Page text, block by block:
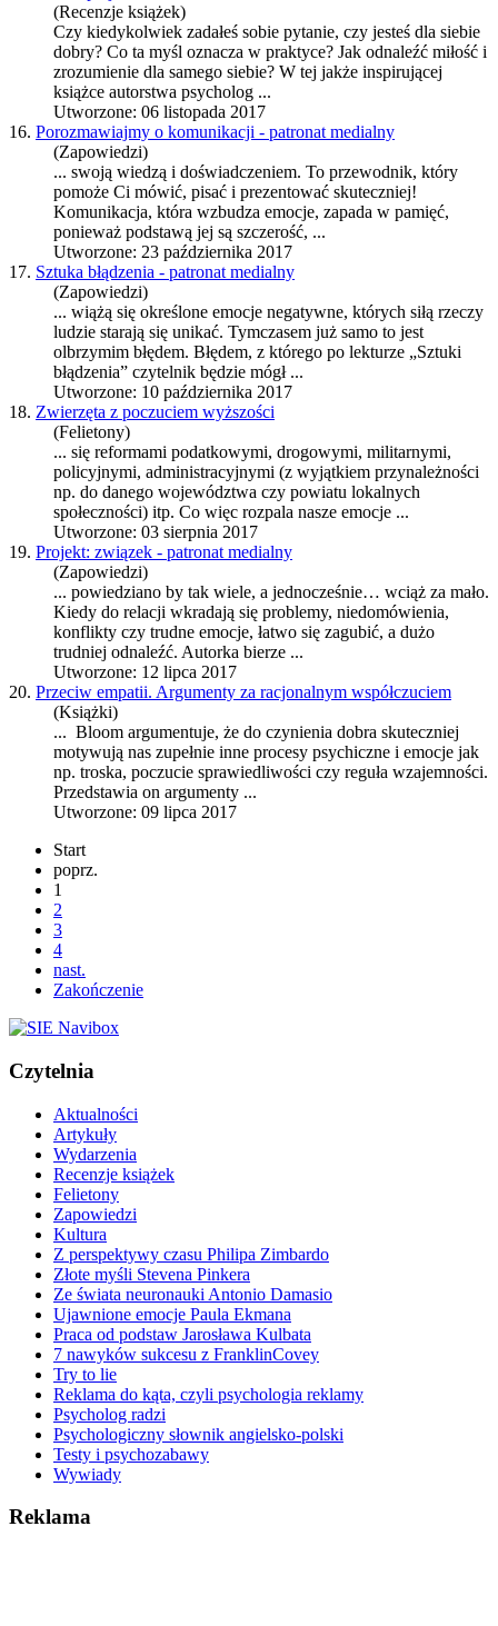
(Recenzje książek)
Czy kiedykolwiek zadałeś sobie pytanie, czy jesteś dla siebie
dobry? Co ta myśl oznacza w praktyce? Jak odnaleźć miłość i
zrozumienie dla samego siebie? W tej jakże inspirującej
książce autorstwa psycholog ...
Utworzone: 06 listopada 2017
16. Porozmawiajmy o komunikacji - patronat medialny
(Zapowiedzi)
... swoją wiedzą i doświadczeniem. To przewodnik, który
pomoże Ci mówić, pisać i prezentować skuteczniej!
Komunikacja, która wzbudza emocje, zapada w pamięć,
ponieważ podstawą jej są szczerość, ...
Utworzone: 23 października 2017
17. Sztuka błądzenia - patronat medialny
(Zapowiedzi)
... wiążą się określone emocje negatywne, których siłą rzeczy
ludzie starają się unikać. Tymczasem już samo to jest
olbrzymim błędem. Błędem, z którego po lekturze „Sztuki
błądzenia” czytelnik będzie mógł ...
Utworzone: 10 października 2017
18. Zwierzęta z poczuciem wyższości
(Felietony)
... się reformami podatkowymi, drogowymi, militarnymi,
policyjnymi, administracyjnymi (z wyjątkiem przynależności
np. do danego województwa czy powiatu lokalnych
społeczności) itp. Co więc rozpala nasze emocje ...
Utworzone: 03 sierpnia 2017
19. Projekt: związek - patronat medialny
(Zapowiedzi)
... powiedziano by tak wiele, a jednocześnie… wciąż za mało.
Kiedy do relacji wkradają się problemy, niedomówienia,
konflikty czy trudne emocje, łatwo się zagubić, a dużo
trudniej odnaleźć. Autorka bierze ...
Utworzone: 12 lipca 2017
20. Przeciw empatii. Argumenty za racjonalnym współczuciem
(Książki)
... Bloom argumentuje, że do czynienia dobra skuteczniej
motywują nas zupełnie inne procesy psychiczne i emocje jak
np. troska, poczucie sprawiedliwości czy reguła wzajemności.
Przedstawia on argumenty ...
Utworzone: 09 lipca 2017
Start
poprz.
1
2
3
4
nast.
Zakończenie
Czytelnia
Aktualności
Artykuły
Wydarzenia
Recenzje książek
Felietony
Zapowiedzi
Kultura
Z perspektywy czasu Philipa Zimbardo
Złote myśli Stevena Pinkera
Ze świata neuronauki Antonio Damasio
Ujawnione emocje Paula Ekmana
Praca od podstaw Jarosława Kulbata
7 nawyków sukcesu z FranklinCovey
Try to lie
Reklama do kąta, czyli psychologia reklamy
Psycholog radzi
Psychologiczny słownik angielsko-polski
Testy i psychozabawy
Wywiady
Reklama